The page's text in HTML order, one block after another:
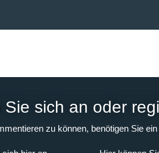
sich an oder
zu können, benötigen Sie